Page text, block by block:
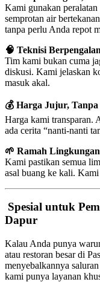
Kami gunakan
semprotan air
tanpa perlu Anda repot
🧠 Teknisi
Tim kami bukan cuma
diskusi. Kami jelaskan
masuk akal.
💰 Harga Jujur,
Harga kami transparan.
ada cerita “nanti-nanti
🌱 Ramah Lingkungan
Kami pastikan semua
asal buang ke kali.
Spesial untuk
Dapur
Kalau Anda punya
atau restoran besar di
menyebalkannya
kami punya layanan